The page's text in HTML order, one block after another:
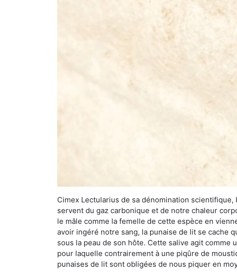
Cimex Lectularius de sa dénomination
servent du gaz carbonique et de notre chaleur
le mâle comme la femelle de cette espèce en
avoir ingéré notre sang, la punaise de lit se cache
sous la peau de son hôte. Cette salive agit comme
pour laquelle contrairement à une piqûre de
punaises de lit sont obligées de nous piquer en